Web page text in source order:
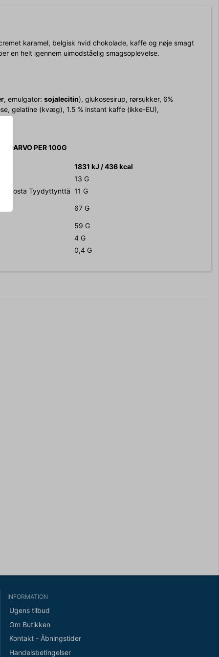
karamel, belgisk hvid chokolade, kaffe og nøje smagt
en helt igennem uimodståelig smagsoplevelse.
, emulgator: sojalecitin), glukosesirup, rørsukker, 6%
gelatine (kvæg), 1.5 % instant kaffe (ikke-EU),
PER 100G
1831 kJ / 436 kcal
13 G
/ Josta Tyydyttynttä 11 G
67 G
59 G
4 G
0,4 G
INFORMATION
Ugens tilbud
Om Butikken
Kontakt - Åbningstider
Handelsbetingelser